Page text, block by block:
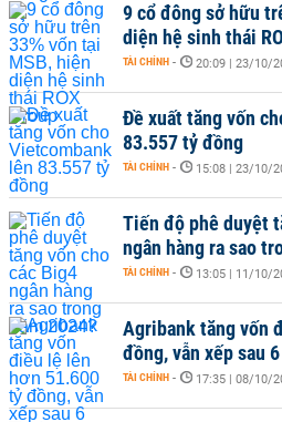
9 cổ đông sở hữu
diện hệ sinh thái
TÀI CHÍNH - 20:09 | 23/10/
Đề xuất tăng vốn
83.557 tỷ đồng
TÀI CHÍNH - 15:08 | 23/10/
Tiến độ phê duyệt
ngân hàng ra sao
TÀI CHÍNH - 13:05 | 11/10/
Agribank tăng vốn
đồng, vẫn xếp sau
TÀI CHÍNH - 17:35 | 08/10/